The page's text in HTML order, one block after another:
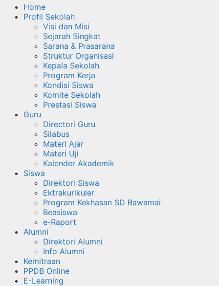
Home
Profil Sekolah
Visi dan Misi
Sejarah Singkat
Sarana & Prasarana
Struktur Organisasi
Kepala Sekolah
Program Kerja
Kondisi Siswa
Komite Sekolah
Prestasi Siswa
Guru
Directori Guru
Silabus
Materi Ajar
Materi Uji
Kalender Akademik
Siswa
Direktori Siswa
Ektrakurikuler
Program Kekhasan SD Bawamai
Beasiswa
e-Raport
Alumni
Direktori Alumni
Info Alumni
Kemitraan
PPDB Online
E-Learning